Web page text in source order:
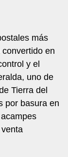
más
en
y el
uno de
Tierra del
por basura en